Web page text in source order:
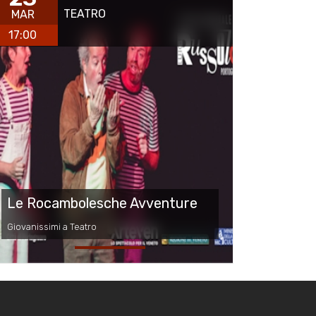
MAR
17:00
TEATRO
Le Rocambolesche Avventure
Giovanissimi a Teatro